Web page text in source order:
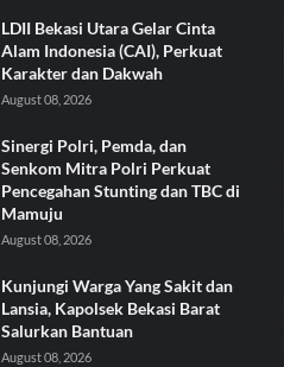
LDII Bekasi Utara Gelar Cinta
Alam Indonesia (CAI), Perkuat
Karakter dan Dakwah
August 08, 2026
Sinergi Polri, Pemda, dan
Senkom Mitra Polri Perkuat
Pencegahan Stunting dan TBC di
Mamuju
August 08, 2026
Kunjungi Warga Yang Sakit dan
Lansia, Kapolsek Bekasi Barat
Salurkan Bantuan
August 08, 2026